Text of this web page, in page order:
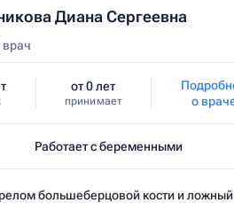
Диана Сергеевна
от 0 лет
принимает
о
Работает с беременными